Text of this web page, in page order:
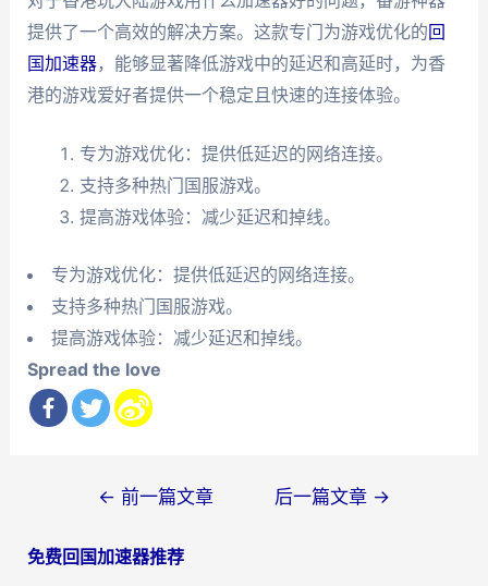
提供了一个高效的解决方案。这款专门为游戏优化的回
国加速器，能够显著降低游戏中的延迟和高延时，为香
港的游戏爱好者提供一个稳定且快速的连接体验。
专为游戏优化：提供低延迟的网络连接。
支持多种热门国服游戏。
提高游戏体验：减少延迟和掉线。
专为游戏优化：提供低延迟的网络连接。
支持多种热门国服游戏。
提高游戏体验：减少延迟和掉线。
Spread the love
导
← 前一篇文章 后一篇文章 →
免费回国加速器推荐